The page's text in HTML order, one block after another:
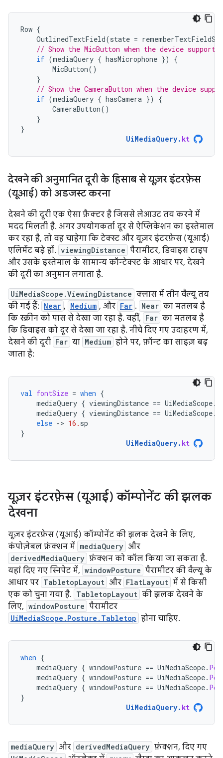
Row {
OutlinedTextField(state =
// Show the MicButton when the device supports
if (mediaQuery { hasMicrophone })
{
MicButton()
}
// Show the CameraButton when the device
if (mediaQuery { hasCamera })
{
CameraButton()
}
}
UiMediaQuery. kt
देखने की अनुमानित दूरी के हिसाब से यूज़र इंटरफ़ेस
(यूआई) को अडजस्ट करना
देखने की दूरी एक ऐसा फ़ैक्टर है जिससे लेआउट तय करने में
मदद मिलती है. अगर उपयोगकर्ता दूर से ऐप्लिकेशन का इस्तेमाल
कर रहा है, तो वह चाहेगा कि टेक्स्ट और यूज़र इंटरफ़ेस (यूआई)
एलिमेंट बड़े हों. viewingDistance पैरामीटर, डिवाइस टाइप
और उसके इस्तेमाल के सामान्य कॉन्टेक्स्ट के आधार पर, देखने
की दूरी का अनुमान लगाता है.
UiMediaScope.ViewingDistance क्लास में तीन वैल्यू तय
की गई हैं: Near , Medium , और Far . Near का मतलब है
कि स्क्रीन को पास से देखा जा रहा है. वहीं, Far का मतलब है
कि डिवाइस को दूर से देखा जा रहा है. नीचे दिए गए उदाहरण में,
देखने की दूरी Far या Medium होने पर, फ़ॉन्ट का साइज़ बढ़
जाता है:
val fontSize = when {
mediaQuery { viewingDistance == UiMediaScope.
mediaQuery { viewingDistance == UiMediaScope.
else -> 16. sp
}
UiMediaQuery. kt
यूज़र इंटरफ़ेस (यूआई) कॉम्पोनेंट की झलक
देखना
यूज़र इंटरफ़ेस (यूआई) कॉम्पोनेंट की झलक देखने के लिए,
कंपोज़ेबल फ़ंक्शन में mediaQuery और
derivedMediaQuery फ़ंक्शन को कॉल किया जा सकता है.
यहां दिए गए स्निपेट में, windowPosture पैरामीटर की वैल्यू के
आधार पर TabletopLayout और FlatLayout में से किसी
एक को चुना गया है. TabletopLayout की झलक देखने के
लिए, windowPosture पैरामीटर
UiMediaScope.Posture.Tabletop होना चाहिए.
when {
mediaQuery { windowPosture == UiMediaScope.
mediaQuery { windowPosture == UiMediaScope.
mediaQuery { windowPosture == UiMediaScope.
}
UiMediaQuery. kt
mediaQuery और derivedMediaQuery फ़ंक्शन, दिए गए